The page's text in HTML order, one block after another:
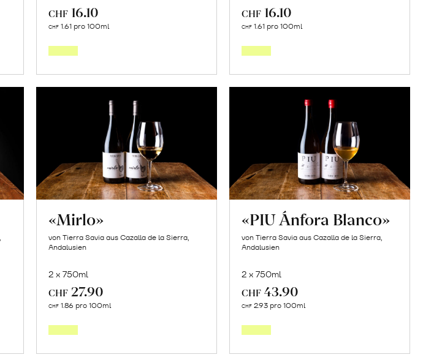
CHF 16.10
CHF 1.61 pro 100ml
CHF 16.10
CHF 1.61 pro 100ml
«Mirlo»
von Tierra Savia aus Cazalla de la Sierra,
Andalusien
2 x 750ml
CHF 27.90
CHF 1.86 pro 100ml
«PIU Ánfora Blanco»
von Tierra Savia aus Cazalla de la Sierra,
Andalusien
2 x 750ml
CHF 43.90
CHF 2.93 pro 100ml